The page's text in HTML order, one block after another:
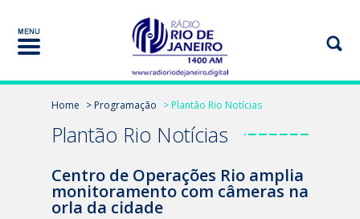
Home > Programação > Plantão Rio Notícias
Plantão Rio Notícias
Centro de Operações Rio amplia
monitoramento com câmeras na
orla da cidade